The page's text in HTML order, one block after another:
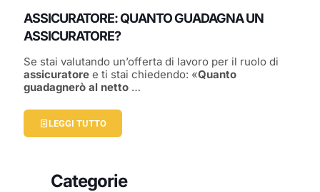
ASSICURATORE: QUANTO GUADAGNA UN
ASSICURATORE?
Se stai valutando un’offerta di lavoro per il ruolo di
assicuratore e ti stai chiedendo: «Quanto
guadagnerò al netto …
LEGGI TUTTO
Categorie